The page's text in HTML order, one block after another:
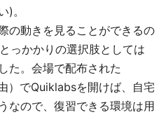
)。
の動きを見ることができるの
っかかりの選択肢としては
た。会場で配布された
）でQuiklabsを開けば、自宅
なので、復習できる環境は用